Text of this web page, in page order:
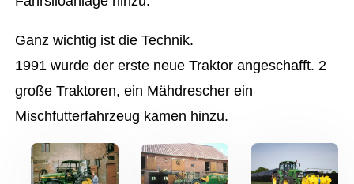
Ganz wichtig ist die Technik.
1991 wurde der erste neue Traktor angeschafft. 2
große Traktoren, ein Mähdrescher ein
Mischfutterfahrzeug kamen hinzu.